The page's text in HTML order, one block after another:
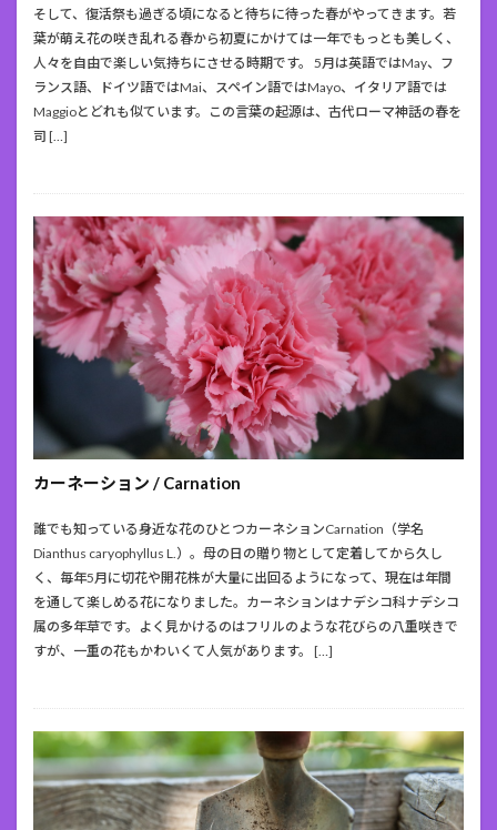
そして、復活祭も過ぎる頃になると待ちに待った春がやってきます。若
葉が萌え花の咲き乱れる春から初夏にかけては一年でもっとも美しく、
人々を自由で楽しい気持ちにさせる時期です。 5月は英語ではMay、フ
ランス語、ドイツ語ではMai、スペイン語ではMayo、イタリア語では
Maggioとどれも似ています。この言葉の起源は、古代ローマ神話の春を
司 […]
カーネーション / Carnation
誰でも知っている身近な花のひとつカーネションCarnation（学名
Dianthus caryophyllus L.）。母の日の贈り物として定着してから久し
く、毎年5月に切花や開花株が大量に出回るようになって、現在は年間
を通して楽しめる花になりました。カーネションはナデシコ科ナデシコ
属の多年草です。よく見かけるのはフリルのような花びらの八重咲きで
すが、一重の花もかわいくて人気があります。 […]